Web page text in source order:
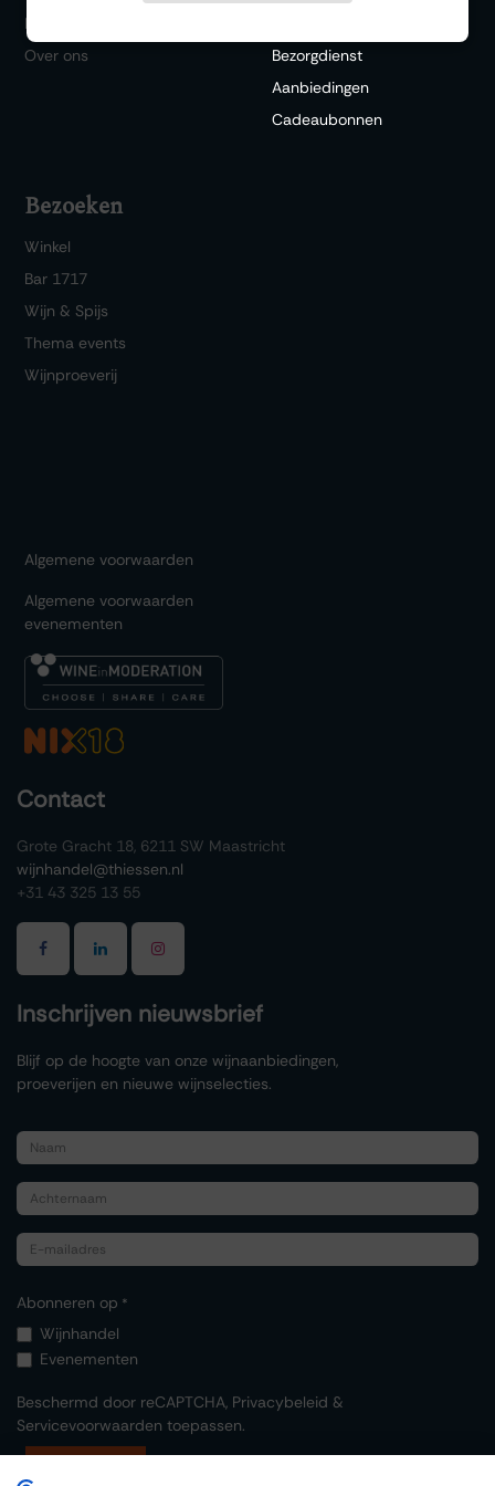
Historie
Over ons
Bezorgdienst
Aanbiedingen
Cadeaubonnen
Bezoeken
Winkel
Bar 1717
Wijn & Spijs
Thema events
Wijnproeverij
Algemene voorwaarden
Algemene voorwaarden
evenementen
Contact
Grote Gracht 18, 6211 SW Maastricht
wijnhandel@thiessen.nl
+31 43 325 13 55
Inschrijven nieuwsbrief
Blijf op de hoogte van onze wijnaanbiedingen,
proeverijen en nieuwe wijnselecties.
Abonneren op *
Wijnhandel
Evenementen
Beschermd door reCAPTCHA, Privacybeleid &
Servicevoorwaarden toepassen.